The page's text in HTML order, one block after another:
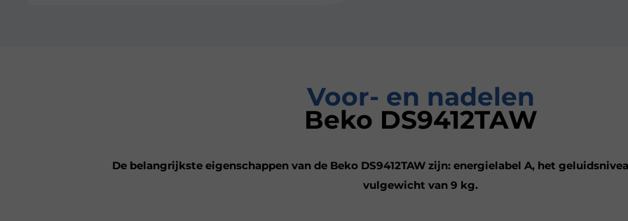
Voor- en nadelen
Beko DS9412TAW
De belangrijkste eigenschappen van de Beko DS9412TAW zijn: energielabel A, het
vulgewicht van 9 kg.